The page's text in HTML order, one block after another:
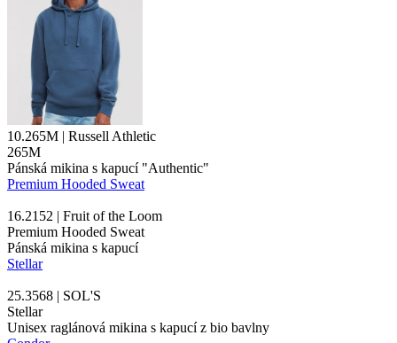
10.265M | Russell Athletic
265M
Pánská mikina s kapucí "Authentic"
Premium Hooded Sweat
16.2152 | Fruit of the Loom
Premium Hooded Sweat
Pánská mikina s kapucí
Stellar
25.3568 | SOL'S
Stellar
Unisex raglánová mikina s kapucí z bio bavlny